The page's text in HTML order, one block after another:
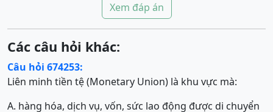
Xem đáp án
Các câu hỏi khác:
Câu hỏi 674253:
Liên minh tiền tệ (Monetary Union) là khu vực mà:
A. hàng hóa, dịch vụ, vốn, sức lao động được di chuyển